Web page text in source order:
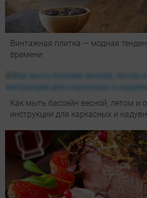
Винтажная плитка — модная
времени
Как мыть бассейн весной, летом и
инструкции для каркасных и